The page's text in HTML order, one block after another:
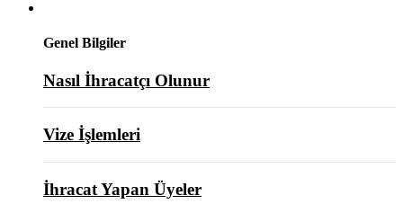
Genel Bilgiler
Nasıl İhracatçı Olunur
Vize İşlemleri
İhracat Yapan Üyeler